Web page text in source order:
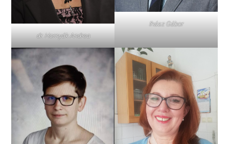
dr. Hornyák Andrea
Ihász Gábor